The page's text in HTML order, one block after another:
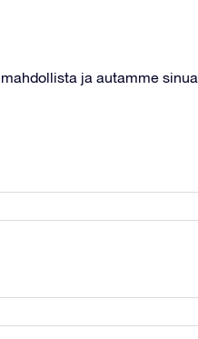
ja autamme sinua